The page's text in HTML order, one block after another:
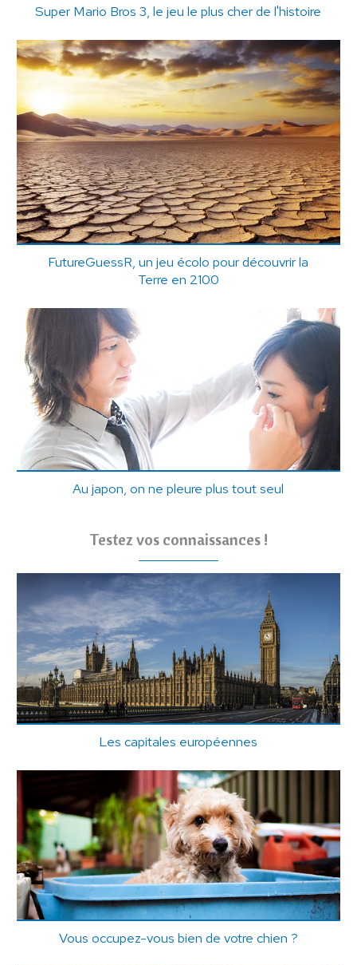
Super Mario Bros 3, le jeu le plus cher de l'histoire
FutureGuessR, un jeu écolo pour découvrir la
Terre en 2100
Au japon, on ne pleure plus tout seul
Testez vos connaissances !
Les capitales européennes
Vous occupez-vous bien de votre chien ?